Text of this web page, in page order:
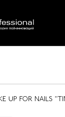
UP FOR NAILS